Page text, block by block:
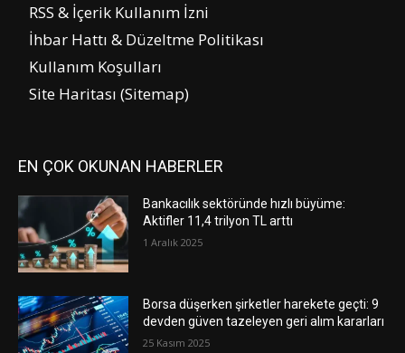
RSS & İçerik Kullanım İzni
İhbar Hattı & Düzeltme Politikası
Kullanım Koşulları
Site Haritası (Sitemap)
EN ÇOK OKUNAN HABERLER
Bankacılık sektöründe hızlı büyüme:
Aktifler 11,4 trilyon TL arttı
1 Aralık 2025
Borsa düşerken şirketler harekete geçti: 9
devden güven tazeleyen geri alım kararları
25 Kasım 2025